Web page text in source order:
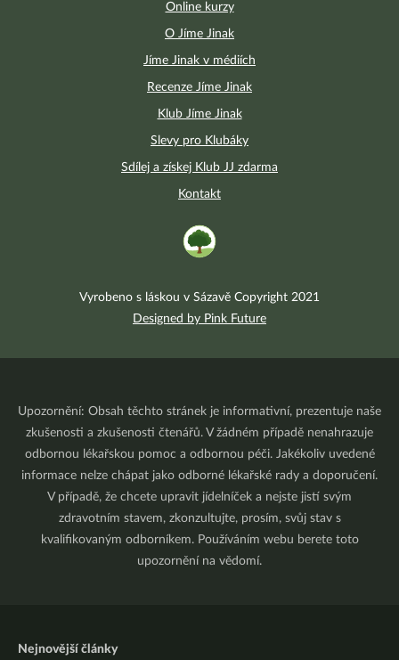
Online kurzy
O Jíme Jinak
Jíme Jinak v médiích
Recenze Jíme Jinak
Klub Jíme Jinak
Slevy pro Klubáky
Sdílej a získej Klub JJ zdarma
Kontakt
Vyrobeno s láskou v Sázavě Copyright 2021
Designed by Pink Future
Upozornění: Obsah těchto stránek je informativní, prezentuje naše
zkušenosti a zkušenosti čtenářů. V žádném případě nenahrazuje
odbornou lékařskou pomoc a odbornou péči. Jakékoliv uvedené
informace nelze chápat jako odborné lékařské rady a doporučení.
V případě, že chcete upravit jídelníček a nejste jistí svým
zdravotním stavem, zkonzultujte, prosím, svůj stav s
kvalifikovaným odborníkem. Používáním webu berete toto
upozornění na vědomí.
Nejnovější články